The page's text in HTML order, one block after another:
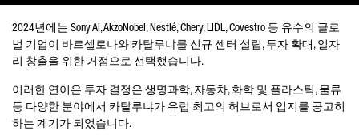
2024년에는 Sony AI, AkzoNobel, Nestlé, Chery, LIDL, Covestro 등 유수의 글로
벌 기업이 바르셀로나와 카탈루냐를 신규 센터 설립, 투자 확대, 일자
리 창출을 위한 거점으로 선택했습니다.
이러한 연이은 투자 결정은 생명과학, 자동차, 화학 및 플라스틱, 물류
등 다양한 분야에서 카탈루냐가 유럽 최고의 허브로서 입지를 공고히
하는 계기가 되었습니다.